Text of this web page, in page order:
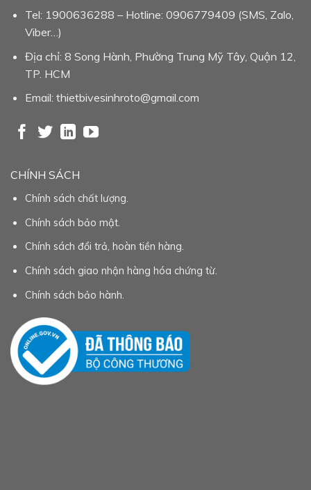
Tel: 1900636288 – Hotline: 0906779409 (SMS, Zalo,
Viber…)
Địa chỉ: 8 Song Hành, Phường Trung Mỹ Tây, Quận 12,
TP. HCM
Email: thietbivesinhroto@gmail.com
CHÍNH SÁCH
Chính sách chất lượng.
Chính sách bảo mật.
Chính sách đổi trả, hoàn tiền hàng.
Chính sách giao nhận hàng hóa chứng từ.
Chính sách bảo hành.